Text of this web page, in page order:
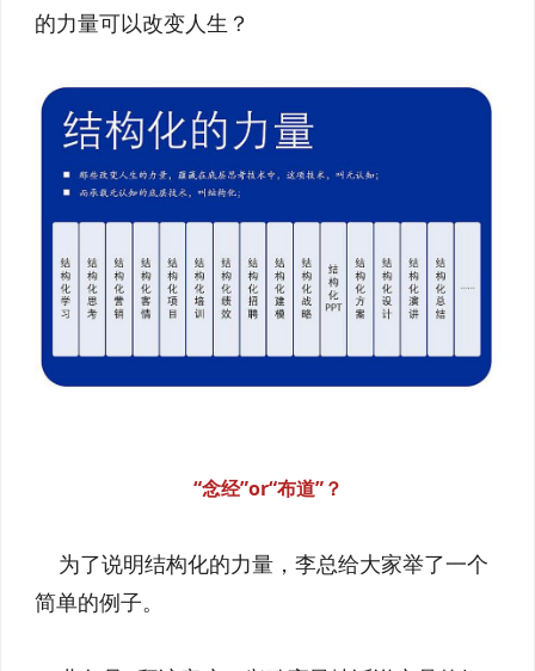
的力量可以改变人生？
“念经”or“布道”？
为了说明结构化的力量，李总给大家举了一个
简单的例子。